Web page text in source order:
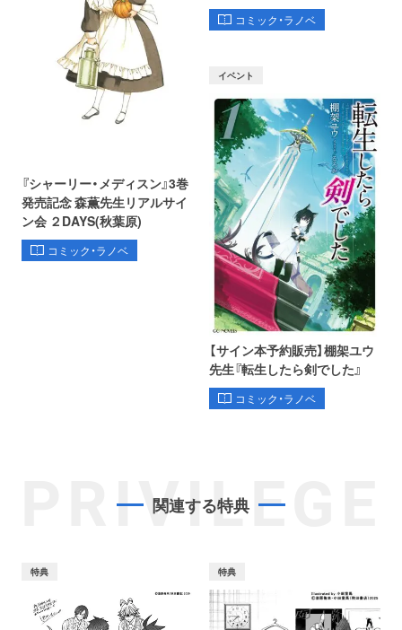
コミック・ラノベ
『シャーリー・メディスン』3巻
発売記念 森薫先生リアルサイ
ン会 ２DAYS(秋葉原)
コミック・ラノベ
イベント
【サイン本予約販売】棚架ユウ
先生『転生したら剣でした』
コミック・ラノベ
PRIVILEGE
関連する特典
特典 特典